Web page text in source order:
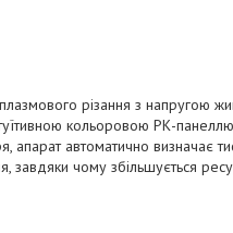
різання з напругою
кольоровою РК-
апарат автоматично визначає
завдяки чому збільшується